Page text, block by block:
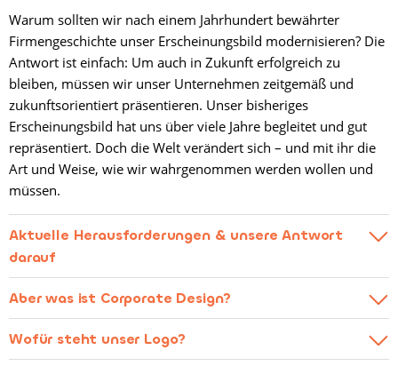
Warum sollten wir nach einem Jahrhundert bewährter
Firmengeschichte unser Erscheinungsbild modernisieren? Die
Antwort ist einfach: Um auch in Zukunft erfolgreich zu
bleiben, müssen wir unser Unternehmen zeitgemäß und
zukunftsorientiert präsentieren. Unser bisheriges
Erscheinungsbild hat uns über viele Jahre begleitet und gut
repräsentiert. Doch die Welt verändert sich – und mit ihr die
Art und Weise, wie wir wahrgenommen werden wollen und
müssen.
Aktuelle Herausforderungen & unsere Antwort
darauf
Aber was ist Corporate Design?
Wofür steht unser Logo?